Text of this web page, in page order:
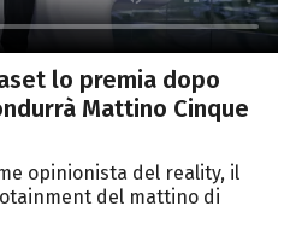
lo premia dopo
Mattino Cinque
opinionista del reality, il
del mattino di